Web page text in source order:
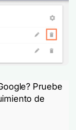
Pruebe
de